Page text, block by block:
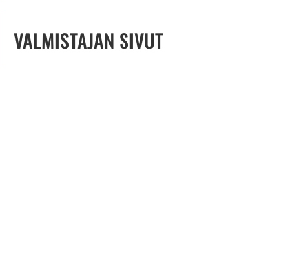
VALMISTAJAN SIVUT